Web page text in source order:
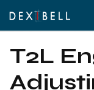
T2L